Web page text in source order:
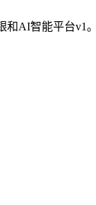
智能平台v1